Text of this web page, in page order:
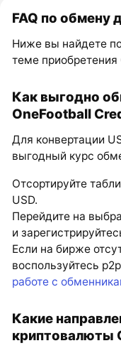
FAQ по обмену
Ниже вы найдете
теме приобретения
Как выгодно
OneFootball
Для конвертации
выгодный курс
Отсортируйте
USD.
Перейдите на
и
Если на бирже
воспользуйтесь
работе с
Какие
криптовалюты